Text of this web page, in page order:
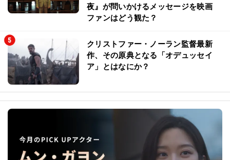
夜』が問いかけるメッセージを映画
ファンはどう観た？
クリストファー・ノーラン監督最新
作、その原典となる「オデュッセイ
ア」とはなにか？